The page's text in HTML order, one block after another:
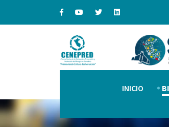
INICIO